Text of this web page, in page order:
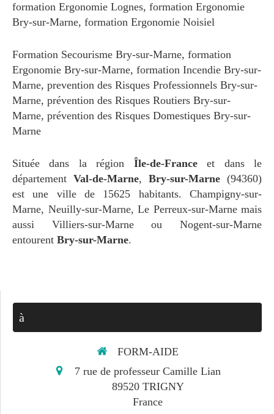
formation Ergonomie Lognes, formation Ergonomie
Bry-sur-Marne, formation Ergonomie Noisiel
Formation Secourisme Bry-sur-Marne, formation
Ergonomie Bry-sur-Marne, formation Incendie Bry-sur-
Marne, prevention des Risques Professionnels Bry-sur-
Marne, prévention des Risques Routiers Bry-sur-
Marne, prévention des Risques Domestiques Bry-sur-
Marne
Située dans la région Île-de-Franceet dans le
département Val-de-Marne, Bry-sur-Marne (94360)
est une ville de 15625 habitants. Champigny-sur-
Marne, Neuilly-sur-Marne, Le Perreux-sur-Marne mais
aussi Villiers-sur-Marne ou Nogent-sur-Marne
entourent Bry-sur-Marne.
à
FORM-AIDE
7 rue de professeur Camille Lian
89520 TRIGNY
France